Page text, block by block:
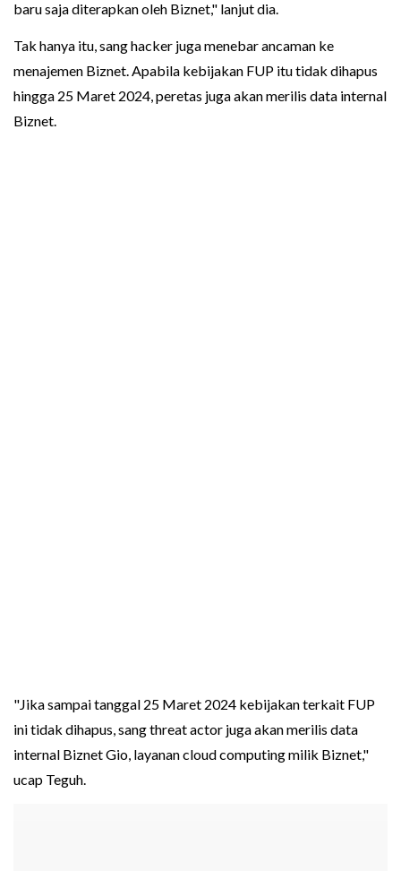
baru saja diterapkan oleh Biznet," lanjut dia.
Tak hanya itu, sang hacker juga menebar ancaman ke
menajemen Biznet. Apabila kebijakan FUP itu tidak dihapus
hingga 25 Maret 2024, peretas juga akan merilis data internal
Biznet.
"Jika sampai tanggal 25 Maret 2024 kebijakan terkait FUP
ini tidak dihapus, sang threat actor juga akan merilis data
internal Biznet Gio, layanan cloud computing milik Biznet,"
ucap Teguh.